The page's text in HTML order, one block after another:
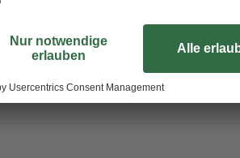
Kann allergische Reaktionen hervorrufen.